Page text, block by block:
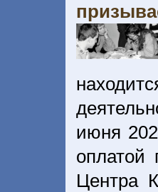
июня
оплатой
Центра